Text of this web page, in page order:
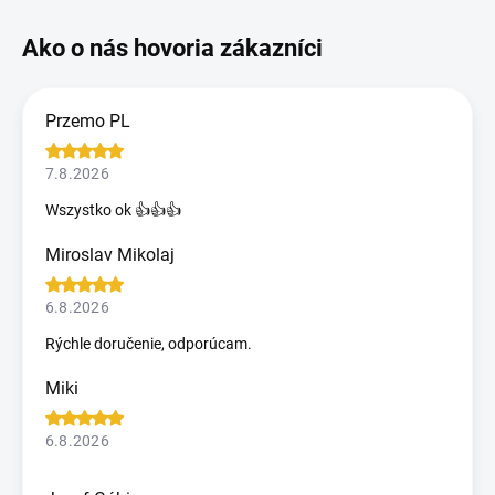
Przemo PL
7.8.2026
Wszystko ok 👍👍👍
Miroslav Mikolaj
6.8.2026
Rýchle doručenie, odporúcam.
Miki
6.8.2026